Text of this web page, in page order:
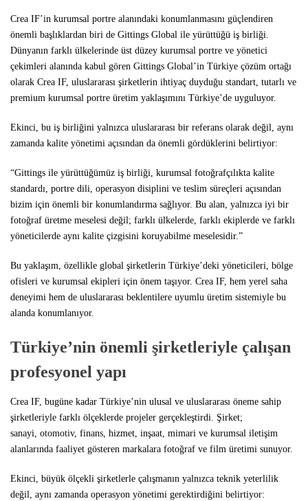
Crea IF’in kurumsal portre alanındaki konumlanmasını güçlendiren
önemli başlıklardan biri de Gittings Global ile yürüttüğü iş birliği.
Dünyanın farklı ülkelerinde üst düzey kurumsal portre ve yönetici
çekimleri alanında kabul gören Gittings Global’in Türkiye çözüm ortağı
olarak Crea IF, uluslararası şirketlerin ihtiyaç duyduğu standart, tutarlı ve
premium kurumsal portre üretim yaklaşımını Türkiye’de uyguluyor.
Ekinci, bu iş birliğini yalnızca uluslararası bir referans olarak değil, aynı
zamanda kalite yönetimi açısından da önemli gördüklerini belirtiyor:
“Gittings ile yürüttüğümüz iş birliği, kurumsal fotoğrafçılıkta kalite
standardı, portre dili, operasyon disiplini ve teslim süreçleri açısından
bizim için önemli bir konumlandırma sağlıyor. Bu alan, yalnızca iyi bir
fotoğraf üretme meselesi değil; farklı ülkelerde, farklı ekiplerde ve farklı
yöneticilerde aynı kalite çizgisini koruyabilme meselesidir.”
Bu yaklaşım, özellikle global şirketlerin Türkiye’deki yöneticileri, bölge
ofisleri ve kurumsal ekipleri için önem taşıyor. Crea IF, hem yerel saha
deneyimi hem de uluslararası beklentilere uyumlu üretim sistemiyle bu
alanda konumlanıyor.
Türkiye’nin önemli şirketleriyle çalışan
profesyonel yapı
Crea IF, bugüne kadar Türkiye’nin ulusal ve uluslararası öneme sahip
şirketleriyle farklı ölçeklerde projeler gerçekleştirdi. Şirket;
sanayi, otomotiv, finans, hizmet, inşaat, mimari ve kurumsal iletişim
alanlarında faaliyet gösteren markalara fotoğraf ve film üretimi sunuyor.
Ekinci, büyük ölçekli şirketlerle çalışmanın yalnızca teknik yeterlilik
değil, aynı zamanda operasyon yönetimi gerektirdiğini belirtiyor: